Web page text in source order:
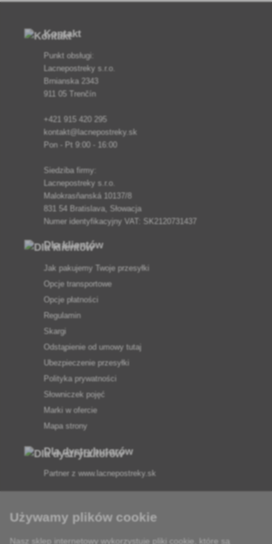
Kontakt
Punkt obsługi:
Lacnepostreky s.r.o.
Brnianska 2343
911 05 Trenčín
+421 915 420 295
kontakt@lacnepostreky.sk
Pon - Pt 9:00 - 16:00
Siedziba firmy:
Lacnepostreky s.r.o.
Malokrasňanská 10137/8
831 54 Bratislava, Słowacja
Numer identyfikacyjny VAT: SK2120731437
Dla klientów
Jak pakujemy Twoje przesyłki
Opcje transportowe
Opcje płatności
Regulamin
Skargi
Odstąpienie od umowy tutaj
Ubezpieczenie przesyłki
Polityka prywatności
Słowniczek pojęć
Marki w ofercie
Mapa strony
Dla dystrybutorów
Partner z www.lacnepostreky.sk
Używamy plików cookie
Nasz sklep internetowy wykorzystuje pliki cookie, które są